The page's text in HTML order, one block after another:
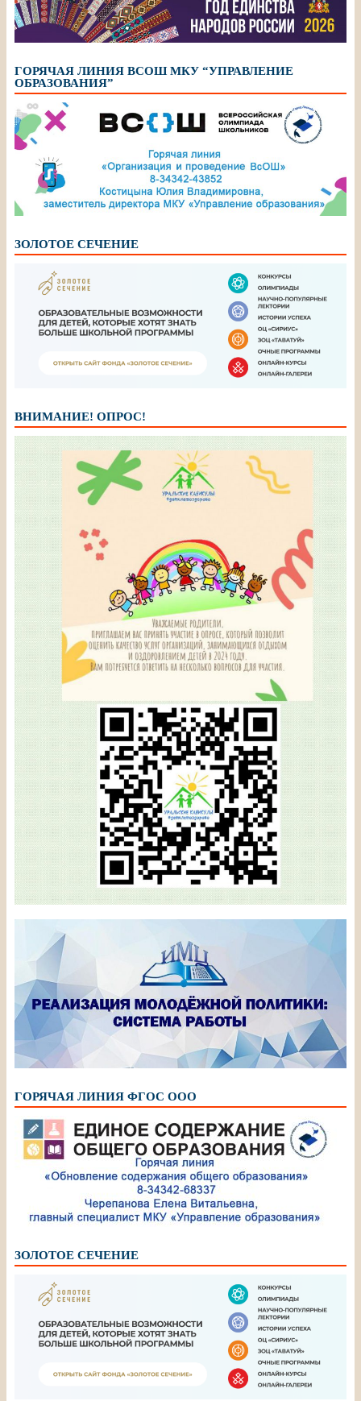
ГОРЯЧАЯ ЛИНИЯ ВСОШ МКУ “УПРАВЛЕНИЕ
ОБРАЗОВАНИЯ”
ЗОЛОТОЕ СЕЧЕНИЕ
ВНИМАНИЕ! ОПРОС!
ГОРЯЧАЯ ЛИНИЯ ФГОС ООО
ЗОЛОТОЕ СЕЧЕНИЕ